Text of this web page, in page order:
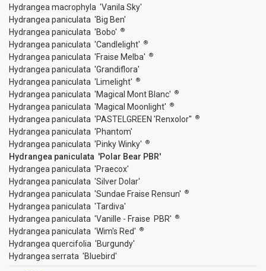
Hydrangea macrophyla 'Vanila Sky'
Hydrangea paniculata 'Big Ben'
Hydrangea paniculata 'Bobo'
®
Hydrangea paniculata 'Candlelight' ®
Hydrangea paniculata 'Fraise Melba' ®
Hydrangea paniculata 'Grandiflora'
Hydrangea paniculata 'Limelight'
®
Hydrangea paniculata 'Magical Mont Blanc' ®
Hydrangea paniculata 'Magical Moonlight' ®
Hydrangea paniculata 'PASTELGREEN 'Renxolor'' ®
Hydrangea paniculata 'Phantom'
Hydrangea paniculata 'Pinky Winky'
®
Hydrangea paniculata 'Polar Bear PBR'
Hydrangea paniculata 'Praecox'
Hydrangea paniculata 'Silver Dolar'
Hydrangea paniculata 'Sundae Fraise Rensun'
®
Hydrangea paniculata 'Tardiva'
Hydrangea paniculata 'Vanille - Fraise PBR'
®
Hydrangea paniculata 'Wim's Red' ®
Hydrangea quercifolia 'Burgundy'
Hydrangea serrata 'Bluebird'